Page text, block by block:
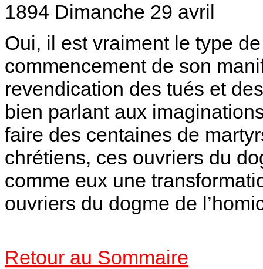
1894 Dimanche 29 avril
Oui, il est vraiment le type
commencement de son
revendication des tués et
bien parlant aux
faire des centaines de
chrétiens, ces ouvriers du
comme eux une
ouvriers du dogme de
Retour au Sommaire